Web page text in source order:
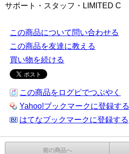
サポート・スタッフ・LIMITED C
この商品について問い合わせる
この商品を友達に教える
買い物を続ける
この商品をログピでつぶやく
Yahoo!ブックマークに登録する
はてなブックマークに登録する
前の商品へ